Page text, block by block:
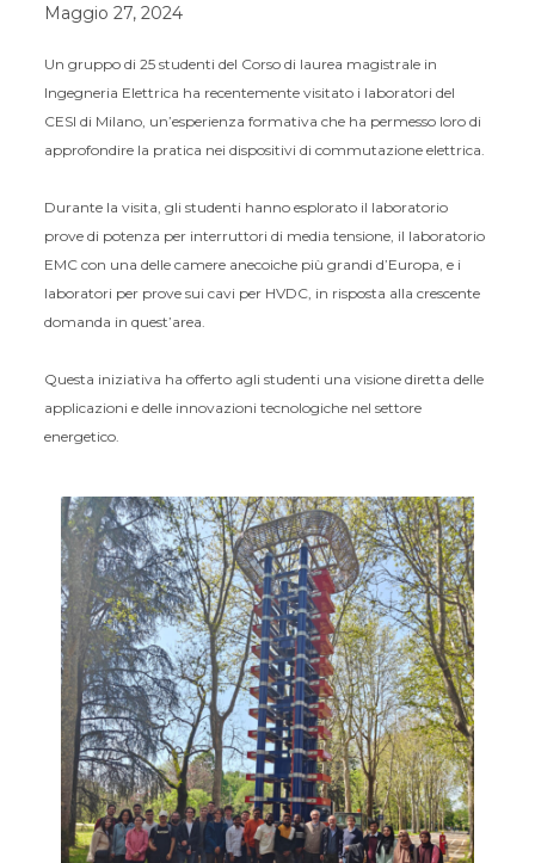
Maggio 27, 2024
Un gruppo di 25 studenti del Corso di laurea magistrale in
Ingegneria Elettrica ha recentemente visitato i laboratori del
CESI di Milano, un’esperienza formativa che ha permesso loro di
approfondire la pratica nei dispositivi di commutazione elettrica.
Durante la visita, gli studenti hanno esplorato il laboratorio
prove di potenza per interruttori di media tensione, il laboratorio
EMC con una delle camere anecoiche più grandi d’Europa, e i
laboratori per prove sui cavi per HVDC, in risposta alla crescente
domanda in quest’area.
Questa iniziativa ha offerto agli studenti una visione diretta delle
applicazioni e delle innovazioni tecnologiche nel settore
energetico.